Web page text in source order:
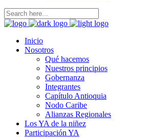
Inicio
Nosotros
Qué hacemos
Nuestros principios
Gobernanza
Integrantes
Capítulo Antioquia
Nodo Caribe
Alianzas Regionales
Los YA de la niñez
Participación YA